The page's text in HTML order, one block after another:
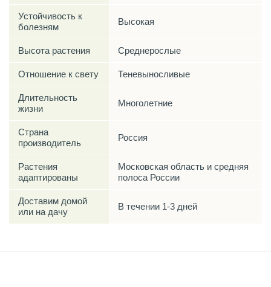
Устойчивость к
болезням
Высокая
Высота растения Среднерослые
Отношение к свету Теневыносливые
Длительность
жизни
Многолетние
Страна
производитель
Россия
Растения
адаптированы
Московская область и средняя
полоса России
Доставим домой
или на дачу
В течении 1-3 дней